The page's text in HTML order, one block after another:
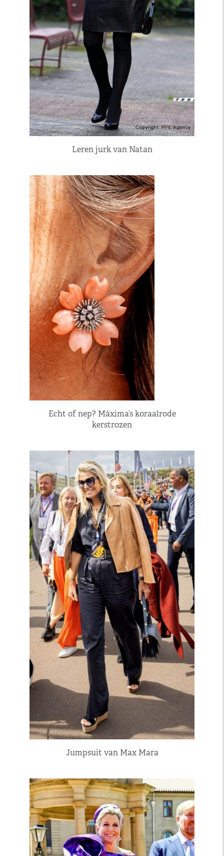
Leren jurk van Natan
Echt of nep? Máxima’s koraalrode
kerstrozen
Jumpsuit van Max Mara